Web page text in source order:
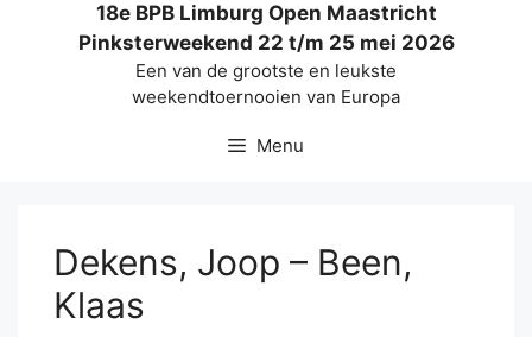
18e BPB Limburg Open Maastricht
Pinksterweekend 22 t/m 25 mei 2026
Een van de grootste en leukste
weekendtoernooien van Europa
Menu
Dekens, Joop – Been,
Klaas